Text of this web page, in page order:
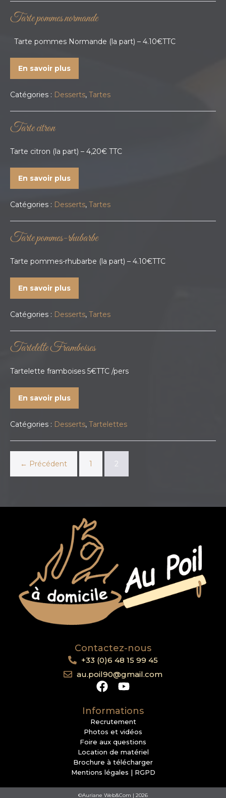
Tarte pommes normande
Tarte pommes Normande (la part) – 4.10€TTC
En savoir plus
Catégories : Desserts, Tartes
Tarte citron
Tarte citron (la part) – 4,20€ TTC
En savoir plus
Catégories : Desserts, Tartes
Tarte pommes-rhubarbe
Tarte pommes-rhubarbe (la part) – 4.10€TTC
En savoir plus
Catégories : Desserts, Tartes
Tartelette Framboises
Tartelette framboises 5€TTC /pers
En savoir plus
Catégories : Desserts, Tartelettes
← Précédent 1 2
Contactez-nous
+33 (0)6 48 15 99 45
au.poil90@gmail.com
Informations
Recrutement
Photos et vidéos
Foire aux questions
Location de matériel
Brochure à télécharger
Mentions légales | RGPD
©Auriane Web&Com | 2026